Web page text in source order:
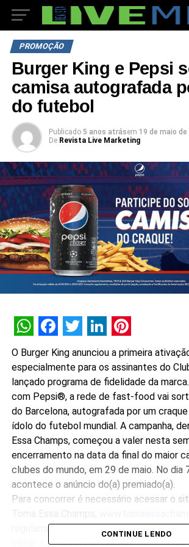
PROMOÇÃO
Burger King e Pepsi
camisa autografada
do futebol
Publicado 5 anos atrásem 19 de maio de
De Revista Live Marketing
WhatsApp
Facebook
Twitter
LinkedIn
Pinterest
O Burger King anunciou a primeira
especialmente para os assinantes do
lançado programa de fidelidade da
com Pepsi®, a rede de fast-food vai
do Barcelona, autografada por um
ídolo do futebol mundial. A campanha,
Essa Champs, começou a valer nesta
encerramento na data da final do maior
clubes do mundo, em 29 de maio. No dia
acontece o anúncio do(a) premiado(a).
Para concorrer é necessário acessar o
regulamento e se cadastrar. Depois
baixar o aplicativo próprio de Burger King
CONTINUE LENDO